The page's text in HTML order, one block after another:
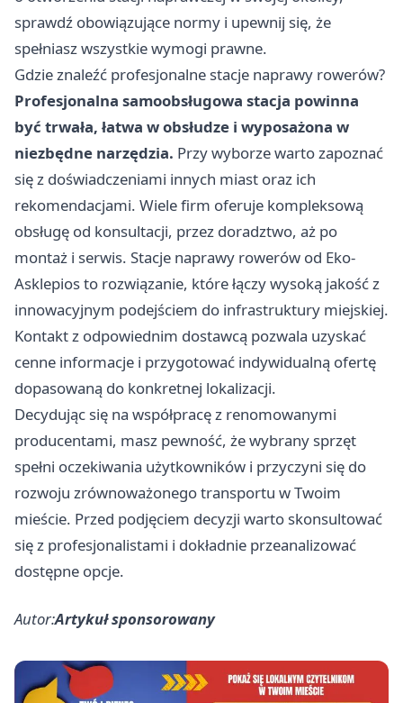
sprawdź obowiązujące normy i upewnij się, że
spełniasz wszystkie wymogi prawne.
Gdzie znaleźć profesjonalne stacje naprawy rowerów?
Profesjonalna samoobsługowa stacja powinna
być trwała, łatwa w obsłudze i wyposażona w
niezbędne narzędzia. Przy wyborze warto zapoznać
się z doświadczeniami innych miast oraz ich
rekomendacjami. Wiele firm oferuje kompleksową
obsługę od konsultacji, przez doradztwo, aż po
montaż i serwis. Stacje naprawy rowerów od Eko-
Asklepiosto rozwiązanie, które łączy wysoką jakość z
innowacyjnym podejściem do infrastruktury miejskiej.
Kontakt z odpowiednim dostawcą pozwala uzyskać
cenne informacje i przygotować indywidualną ofertę
dopasowaną do konkretnej lokalizacji.
Decydując się na współpracę z renomowanymi
producentami, masz pewność, że wybrany sprzęt
spełni oczekiwania użytkowników i przyczyni się do
rozwoju zrównoważonego transportu w Twoim
mieście. Przed podjęciem decyzji warto skonsultować
się z profesjonalistami i dokładnie przeanalizować
dostępne opcje.
Autor:Artykuł sponsorowany